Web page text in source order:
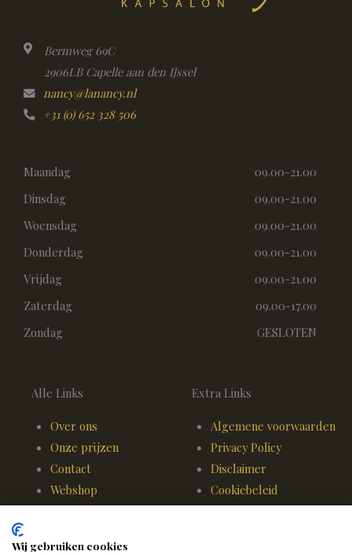
Bermweg 69C
2906LB Capelle aan den IJssel
nancy@lanancy.nl
+31 (0) 652 328 506
Maandag
09.00-21.00
Dinsdag
09.00-21.00
Woensdag
09.00-21.00
Donderdag
09.00-21.00
Vrijdag
09.00-21.00
Zaterdag
09.00-17.00
Zondag
GESLOTEN
Alle Links
Over ons
Onze prijzen
Contact
Webshop
Extra Links
Algemene voorwaarden
Privacy Policy
Disclaimer
Cookiebeleid
Wij gebruiken cookies